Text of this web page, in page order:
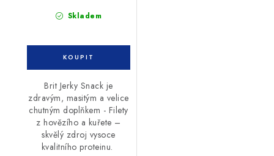
Skladem
Brit Jerky Snack je
zdravým, masitým a velice
chutným doplňkem - Filety
z hovězího a kuřete –
skvělý zdroj vysoce
kvalitního proteinu.